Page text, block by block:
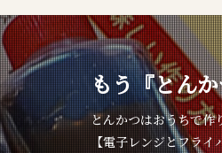
もう『とん
とんかつはおうちで作
【電子レンジとフラ